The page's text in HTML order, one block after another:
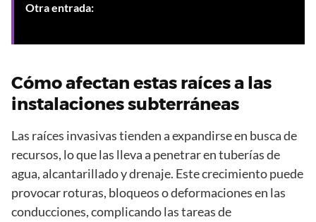
Otra entrada:
Cómo afectan estas raíces a las
instalaciones subterráneas
Las raíces invasivas tienden a expandirse en busca de
recursos, lo que las lleva a penetrar en tuberías de
agua, alcantarillado y drenaje. Este crecimiento puede
provocar roturas, bloqueos o deformaciones en las
conducciones, complicando las tareas de